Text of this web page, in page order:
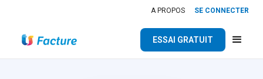
A PROPOS SE CONNECTER
ESSAI GRATUIT